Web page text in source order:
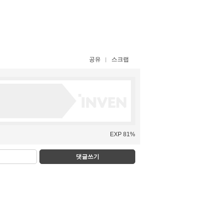
공유 스크랩
EXP 81%
댓글쓰기